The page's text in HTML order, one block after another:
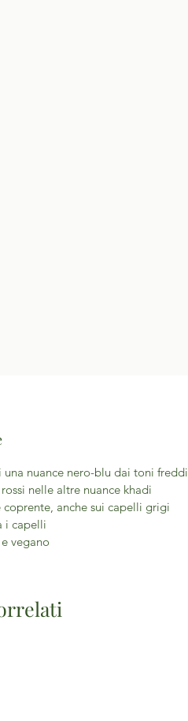
nuance nero-blu dai toni freddi
nelle altre nuance khadi
anche sui capelli grigi
i capelli
vegano